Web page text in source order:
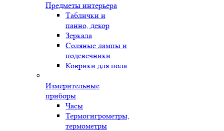
Предметы интерьера
Таблички и
панно, декор
Зеркала
Соляные лампы и
подсвечники
Коврики для пола
Измерительные
приборы
Часы
Термогигрометры,
термометры